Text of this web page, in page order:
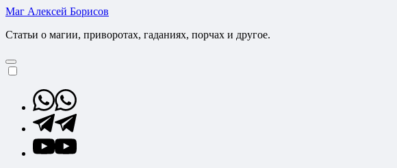
Перейти
содержимому
Маг Алексей Борисов
Статьи о магии, приворотах, гаданиях, порчах и другое.
Whatsapp
Telegram
YouTube